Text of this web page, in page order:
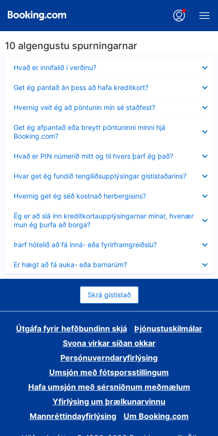
10 algengustu spurningarnar
Hvað er innifalið í verðinu?
sýnt
Get ég pantað án þess að hafa kreditkort?
sýnt
Hvernig veit ég að pöntunin mín sé staðfest?
sýnt
Get ég afpantað eða breytt pöntuninni minni hjá
Booking.com?
sýnt
Hvað er PIN númerið mitt og til hvers þarf ég það?
sýnt
Hvar get ég fundið tengiliðsupplýsingar gististaðarins?
sýnt
Hvernig get ég séð kostnað herbergisins?
sýnt
Ég er að slá inn kreditkortaupplýsingarnar mínar, hvenær
mun ég þurfa að borga?
Minna
sýnt
Þarf hótelið að fá inná- eða fyrirframgreiðslu?
sýnt
Er hægt að fá auka- eða barnarúm?
sýnt
Skrá gististað
Útgáfa fyrir hefðbundinn skjá
Þjónustuskilmálar
Svona virkar síðan okkar
Persónuverndaryfirlýsing
Umsjón með fótsporsstillingum
Hafa umsjón með sérsniðnum meðmælum
Yfirlýsing um þrælkunarvinnu
Mannréttindayfirlýsing
Um Booking.com